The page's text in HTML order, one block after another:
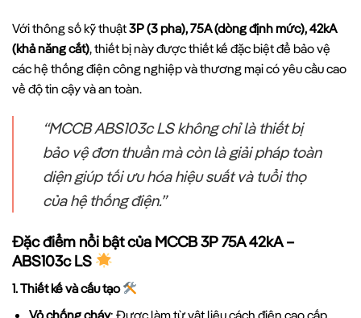
Với thông số kỹ thuật3P (3 pha), 75A (dòng định mức), 42kA
(khả năng cắt), thiết bị này được thiết kế đặc biệt để bảo vệ
các hệ thống điện công nghiệp và thương mại có yêu cầu cao
về độ tin cậy và an toàn.
“MCCB ABS103c LS không chỉ là thiết bị
bảo vệ đơn thuần mà còn là giải pháp toàn
diện giúp tối ưu hóa hiệu suất và tuổi thọ
của hệ thống điện.”
Đặc điểm nổi bật của MCCB 3P 75A 42kA –
ABS103c LS
1. Thiết kế và cấu tạo